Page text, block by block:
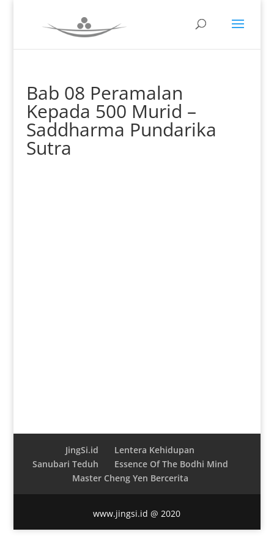
Bab 08 Peramalan
Kepada 500 Murid –
Saddharma Pundarika
Sutra
JingSi.id
Lentera Kehidupan
Sanubari Teduh
Essence Of The Bodhi Mind
Master Cheng Yen Bercerita
www.jingsi.id @ 2020